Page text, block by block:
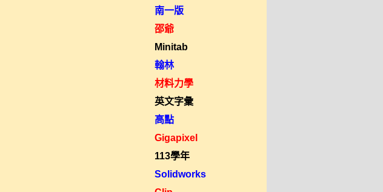
南一版
邵爺
Minitab
翰林
材料力學
英文字彙
高點
Gigapixel
113學年
Solidworks